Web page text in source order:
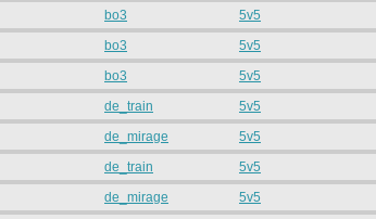
bo3 5v5
bo3 5v5
bo3 5v5
de_train 5v5
de_mirage 5v5
de_train 5v5
de_mirage 5v5